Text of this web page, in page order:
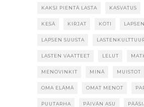
KAKSI PIENTÄ LASTA KASVATUS
KESÄ KIRJAT KOTI
LAPSEN SUUSTA
LASTEN VAATTEET LELUT
MENOVINKIT MINÄ MUISTOT
OMA ELÄMÄ OMAT MENOT
PUUTARHA PÄIVÄN ASU